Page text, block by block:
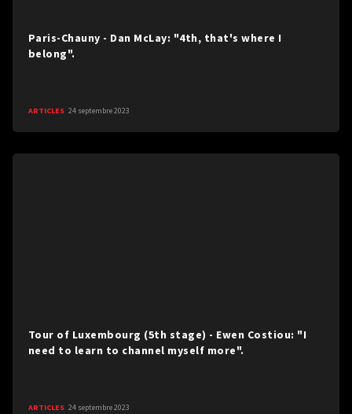
Paris-Chauny - Dan McLay: "4th, that's where I
belong".
ARTICLES 24 septembre 2023
Tour of Luxembourg (5th stage) - Ewen Costiou: "I
need to learn to channel myself more".
ARTICLES 24 septembre 2023